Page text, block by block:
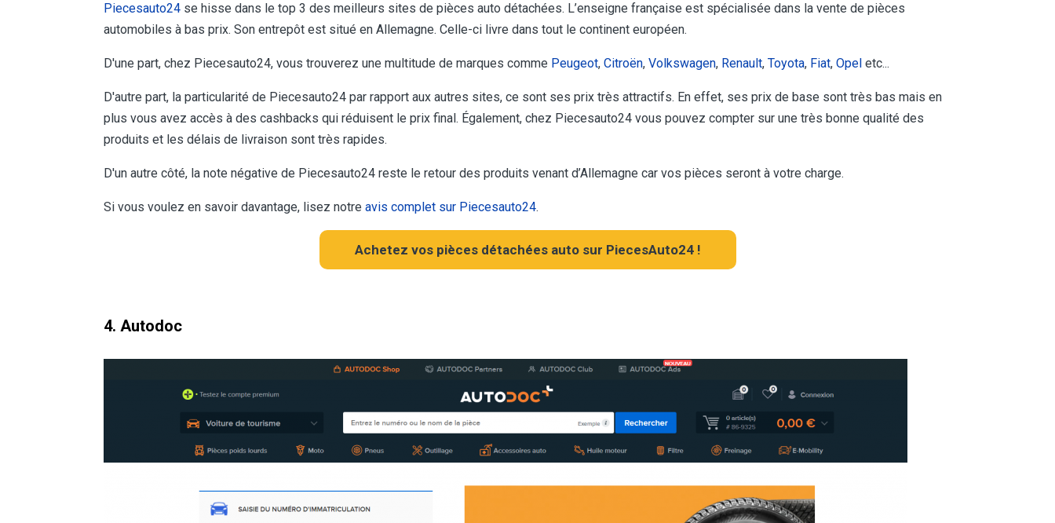
Piecesauto24 se hisse dans le top 3 des meilleurs sites de pièces auto détachées. L’enseigne française est spécialisée dans la vente de pièces
automobiles à bas prix. Son entrepôt est situé en Allemagne. Celle-ci livre dans tout le continent européen.
D'une part, chez Piecesauto24, vous trouverez une multitude de marques comme Peugeot, Citroën, Volkswagen, Renault, Toyota, Fiat, Opel etc...
D'autre part, la particularité de Piecesauto24 par rapport aux autres sites, ce sont ses prix très attractifs. En effet, ses prix de base sont très bas mais en
plus vous avez accès à des cashbacks qui réduisent le prix final. Également, chez Piecesauto24 vous pouvez compter sur une très bonne qualité des
produits et les délais de livraison sont très rapides.
D'un autre côté, la note négative de Piecesauto24 reste le retour des produits venant d’Allemagne car vos pièces seront à votre charge.
Si vous voulez en savoir davantage, lisez notre avis complet sur Piecesauto24.
Achetez vos pièces détachées auto sur PiecesAuto24 !
4. Autodoc